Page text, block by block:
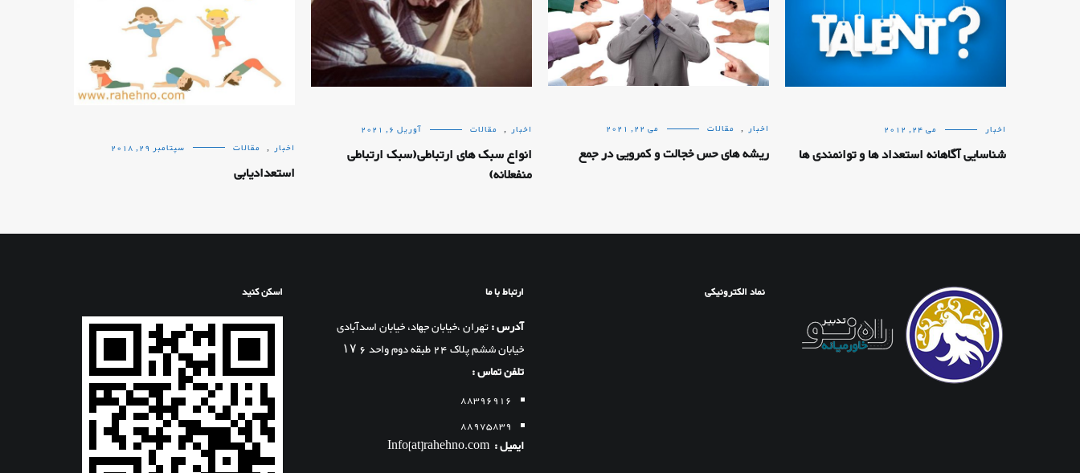
اخبار می 24, 2012
شناسایی آگاهانه استعداد ها و توانمندی ها
اخبار , مقالات می 22, 2021
ریشه های حس خجالت و کمرویی در جمع
اخبار , مقالات آوریل 6, 2021
انواع سبک های ارتباطی(سبک ارتباطی
منفعلانه)
اخبار , مقالات سپتامبر 29, 2018
استعدادیابی
نماد الکترونیکی ارتباط با ما
آدرس :تهران ،خیابان جهاد، خیابان اسدآبادی
خیابان ششم پلاک 24 طبقه دوم واحد 6 ۱۷
تلفن تماس :
88396916
88975839
ایمیل :
اسکن کنید